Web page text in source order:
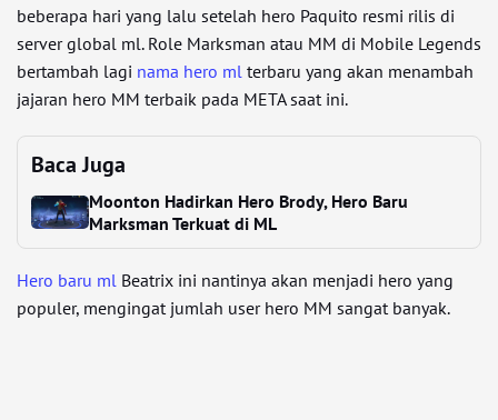
beberapa hari yang lalu setelah hero Paquito resmi rilis di
server global ml. Role Marksman atau MM di Mobile Legends
bertambah lagi nama hero ml terbaru yang akan menambah
jajaran hero MM terbaik pada META saat ini.
Baca Juga
Moonton Hadirkan Hero Brody, Hero Baru
Marksman Terkuat di ML
Hero baru ml Beatrix ini nantinya akan menjadi hero yang
populer, mengingat jumlah user hero MM sangat banyak.